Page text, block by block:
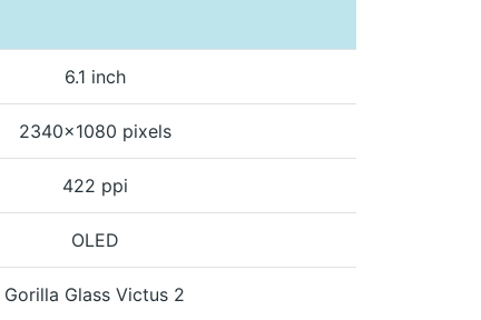
6.1 inch
2340x1080 pixels
422 ppi
OLED
Gorilla Glass Victus 2